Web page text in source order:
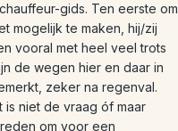
gids. Ten eerste om
mogelijk te maken, hij/zij
vooral met heel veel trots
de wegen hier en daar in
zeker na regenval.
is niet de vraag óf maar
om voor een